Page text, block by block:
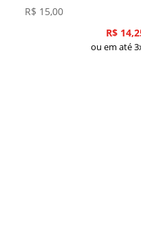
R$ 15,00
R$
ou em até